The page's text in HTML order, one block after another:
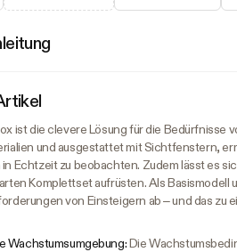
ist die clevere Lösung für die Bedürfnisse
und ausgestattet mit Sichtfenstern,
Echtzeit zu beobachten. Zudem lässt es
Komplettset aufrüsten. Als
von Einsteigern ab – und das zu
Wachstumsumgebung:Die